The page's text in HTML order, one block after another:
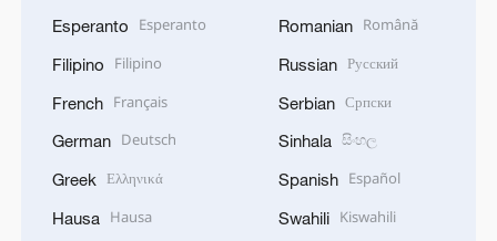
Esperanto Esperanto
Filipino Filipino
French Français
German Deutsch
Greek Ελληνικά
Hausa Hausa
Romanian Română
Russian Русский
Serbian Српски
Sinhala සිංහල
Spanish Español
Swahili Kiswahili